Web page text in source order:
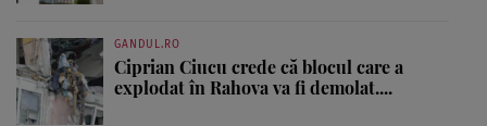
GANDUL.RO
Ciprian Ciucu crede că blocul care a
explodat în Rahova va fi demolat....